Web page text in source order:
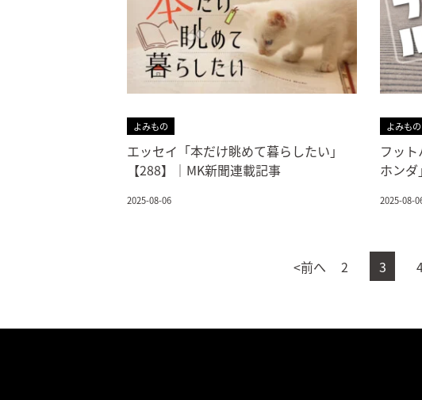
よみもの
エッセイ「本だけ眺めて暮らしたい」
【288】｜MK新聞連載記事
2025-08-06
よみもの
フッ
ホン
2025-08-
<前へ 2 3